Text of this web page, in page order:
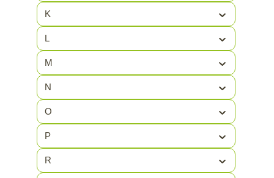
(1)
K
L
M
N
O
P
R